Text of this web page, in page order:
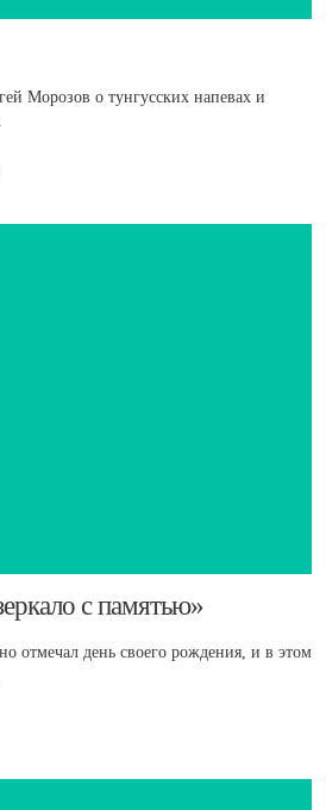
Морозов о тунгусских напевах и
с памятью»
отмечал день своего рождения, и в этом